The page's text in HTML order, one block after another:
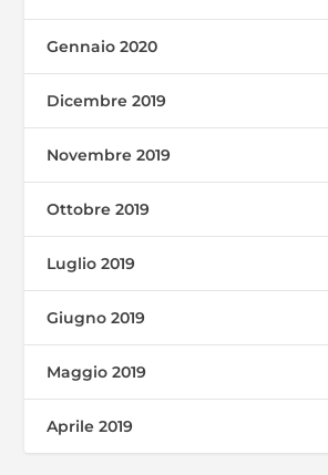
Gennaio 2020
Dicembre 2019
Novembre 2019
Ottobre 2019
Luglio 2019
Giugno 2019
Maggio 2019
Aprile 2019